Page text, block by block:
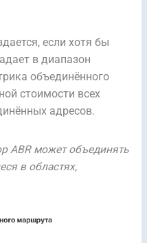
если хотя бы
в диапазон
объединённого
стоимости всех
адресов.
ABR может объединять
в областях,